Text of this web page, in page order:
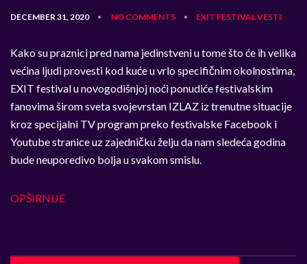
DECEMBER 31, 2020 • NO COMMENTS • EXIT FESTIVALVESTI
Kako su praznici pred nama jedinstveni u tome što će ih velika
većina ljudi provesti kod kuće u vrlo specifičnim okolnostima,
EXIT festival u novogodišnjoj noći ponudiće festivalskim
fanovima širom sveta svojevrstan IZLAZ iz trenutne situacije
kroz specijalni TV program preko festivalske Facebook i
Youtube stranice uz zajedničku želju da nam sledeća godina
bude neuporedivo bolja u svakom smislu.
OPŠIRNIJE